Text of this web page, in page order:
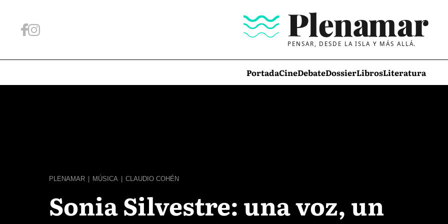
PENSAR, DESDE LA ISLA Y MÁS ALLÁ.
PortadaCineDebateDossierLibrosLiteratura
PLENAMAR MÚSICA CLAUDIO COHÉN
Sonia Silvestre: una voz, un